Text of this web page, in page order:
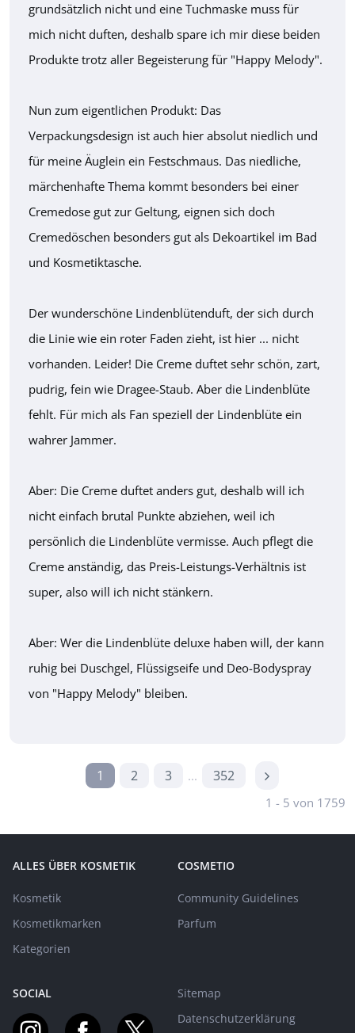
grundsätzlich nicht und eine Tuchmaske muss für
mich nicht duften, deshalb spare ich mir diese beiden
Produkte trotz aller Begeisterung für "Happy Melody".
Nun zum eigentlichen Produkt: Das
Verpackungsdesign ist auch hier absolut niedlich und
für meine Äuglein ein Festschmaus. Das niedliche,
märchenhafte Thema kommt besonders bei einer
Cremedose gut zur Geltung, eignen sich doch
Cremedöschen besonders gut als Dekoartikel im Bad
und Kosmetiktasche.
Der wunderschöne Lindenblütenduft, der sich durch
die Linie wie ein roter Faden zieht, ist hier ... nicht
vorhanden. Leider! Die Creme duftet sehr schön, zart,
pudrig, fein wie Dragee-Staub. Aber die Lindenblüte
fehlt. Für mich als Fan speziell der Lindenblüte ein
wahrer Jammer.
Aber: Die Creme duftet anders gut, deshalb will ich
nicht einfach brutal Punkte abziehen, weil ich
persönlich die Lindenblüte vermisse. Auch pflegt die
Creme anständig, das Preis-Leistungs-Verhältnis ist
super, also will ich nicht stänkern.
Aber: Wer die Lindenblüte deluxe haben will, der kann
ruhig bei Duschgel, Flüssigseife und Deo-Bodyspray
von "Happy Melody" bleiben.
1 2 3 ... 352
1 - 5 von 1759
ALLES ÜBER KOSMETIK
Kosmetik
Kosmetikmarken
Kategorien
COSMETIO
Community Guidelines
Parfum
SOCIAL
Sitemap
Datenschutzerklärung